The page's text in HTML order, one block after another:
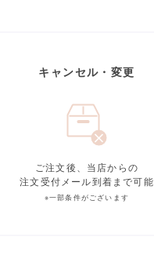
キャンセル・変更
ご注文後、当店からの
注文受付メール到着まで可能
※一部条件がございます